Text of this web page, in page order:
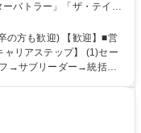
ーバトラー」「ザ・テイラ
社にて、オリジナル菓子
社外) ■商品のマスター登
付業務 ■契約書管理業務
の方も歓迎) 【歓迎】■営
→サブリーダー→統括リ
ていただき、会社として